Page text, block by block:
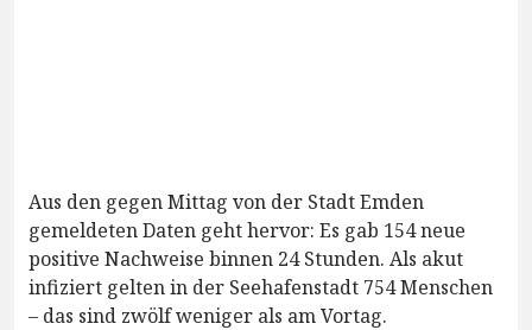
Aus den gegen Mittag von der Stadt Emden
gemeldeten Daten geht hervor: Es gab 154 neue
positive Nachweise binnen 24 Stunden. Als akut
infiziert gelten in der Seehafenstadt 754 Menschen
– das sind zwölf weniger als am Vortag.